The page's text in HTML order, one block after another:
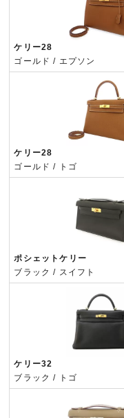
ケリー28
ゴールド / エプソン
ケリー28
ゴールド / トゴ
ポシェットケリー
ブラック / スイフト
ケリー32
ブラック / トゴ